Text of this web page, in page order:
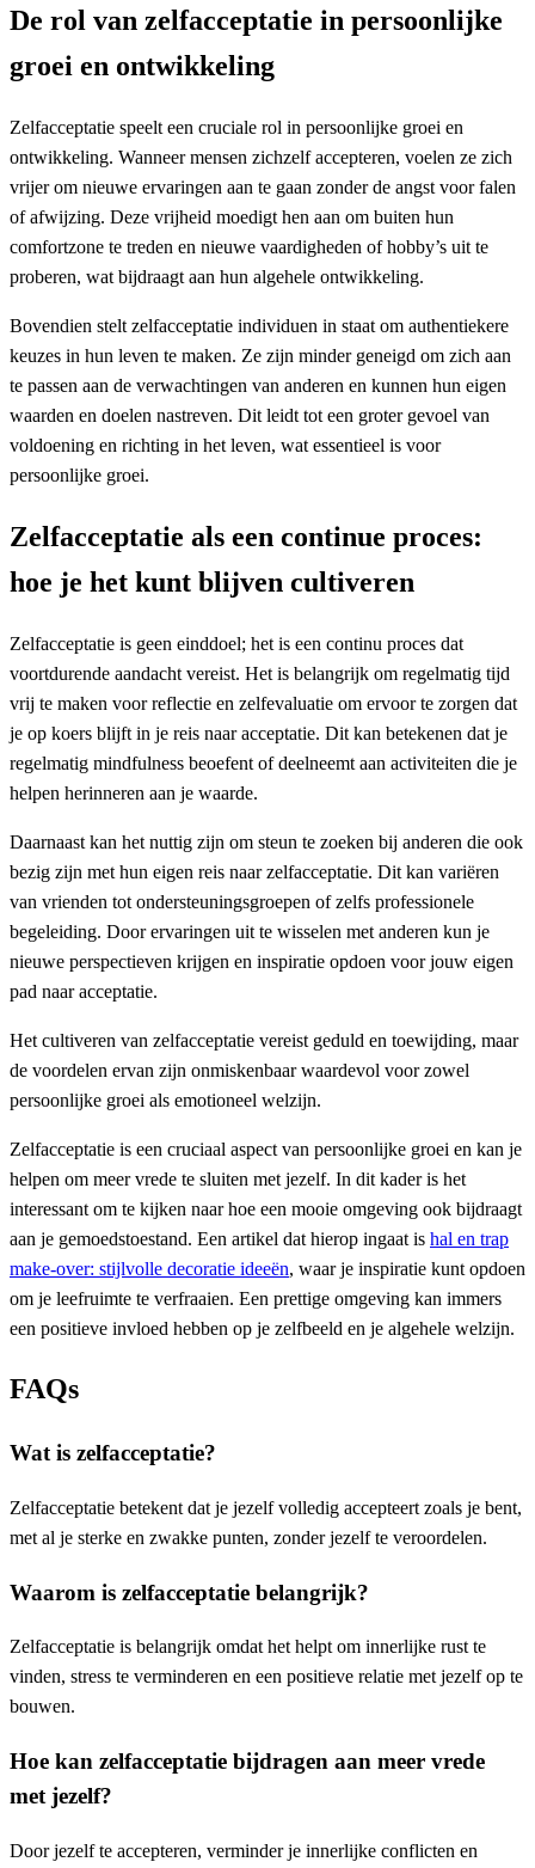
De rol van zelfacceptatie in persoonlijke
groei en ontwikkeling
Zelfacceptatie speelt een cruciale rol in persoonlijke groei en
ontwikkeling. Wanneer mensen zichzelf accepteren, voelen ze zich
vrijer om nieuwe ervaringen aan te gaan zonder de angst voor falen
of afwijzing. Deze vrijheid moedigt hen aan om buiten hun
comfortzone te treden en nieuwe vaardigheden of hobby’s uit te
proberen, wat bijdraagt aan hun algehele ontwikkeling.
Bovendien stelt zelfacceptatie individuen in staat om authentiekere
keuzes in hun leven te maken. Ze zijn minder geneigd om zich aan
te passen aan de verwachtingen van anderen en kunnen hun eigen
waarden en doelen nastreven. Dit leidt tot een groter gevoel van
voldoening en richting in het leven, wat essentieel is voor
persoonlijke groei.
Zelfacceptatie als een continue proces:
hoe je het kunt blijven cultiveren
Zelfacceptatie is geen einddoel; het is een continu proces dat
voortdurende aandacht vereist. Het is belangrijk om regelmatig tijd
vrij te maken voor reflectie en zelfevaluatie om ervoor te zorgen dat
je op koers blijft in je reis naar acceptatie. Dit kan betekenen dat je
regelmatig mindfulness beoefent of deelneemt aan activiteiten die je
helpen herinneren aan je waarde.
Daarnaast kan het nuttig zijn om steun te zoeken bij anderen die ook
bezig zijn met hun eigen reis naar zelfacceptatie. Dit kan variëren
van vrienden tot ondersteuningsgroepen of zelfs professionele
begeleiding. Door ervaringen uit te wisselen met anderen kun je
nieuwe perspectieven krijgen en inspiratie opdoen voor jouw eigen
pad naar acceptatie.
Het cultiveren van zelfacceptatie vereist geduld en toewijding, maar
de voordelen ervan zijn onmiskenbaar waardevol voor zowel
persoonlijke groei als emotioneel welzijn.
Zelfacceptatie is een cruciaal aspect van persoonlijke groei en kan je
helpen om meer vrede te sluiten met jezelf. In dit kader is het
interessant om te kijken naar hoe een mooie omgeving ook bijdraagt
aan je gemoedstoestand. Een artikel dat hierop ingaat is hal en trap
make-over: stijlvolle decoratie ideeën, waar je inspiratie kunt opdoen
om je leefruimte te verfraaien. Een prettige omgeving kan immers
een positieve invloed hebben op je zelfbeeld en je algehele welzijn.
FAQs
Wat is zelfacceptatie?
Zelfacceptatie betekent dat je jezelf volledig accepteert zoals je bent,
met al je sterke en zwakke punten, zonder jezelf te veroordelen.
Waarom is zelfacceptatie belangrijk?
Zelfacceptatie is belangrijk omdat het helpt om innerlijke rust te
vinden, stress te verminderen en een positieve relatie met jezelf op te
bouwen.
Hoe kan zelfacceptatie bijdragen aan meer vrede
met jezelf?
Door jezelf te accepteren, verminder je innerlijke conflicten en